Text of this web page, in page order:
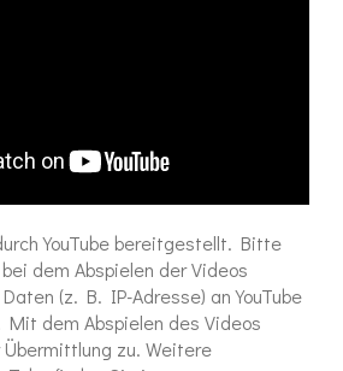
YouTube bereitgestellt. Bitte
dem Abspielen der Videos
(z. B. IP-Adresse) an YouTube
dem Abspielen des Videos
zu. Weitere